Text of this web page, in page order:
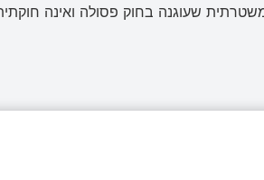
שעוגנה בחוק פסולה ואינה